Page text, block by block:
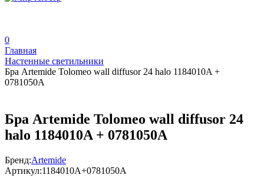
0
Главная
Настенные светильники
Бра Artemide Tolomeo wall diffusor 24 halo 1184010A +
0781050A
Бра Artemide Tolomeo wall diffusor 24
halo 1184010A + 0781050A
Бренд:Artemide
Артикул:1184010A+0781050A